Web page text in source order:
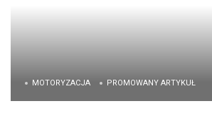
MOTORYZACJA PROMOWANY ARTYKUŁ